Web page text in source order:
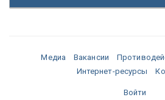
Медиа Вакансии
Интернет-ресурсы
Войти